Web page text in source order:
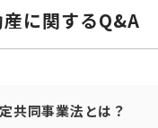
に関するQ&A
共同事業法とは？